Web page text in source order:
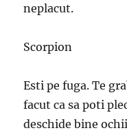
neplacut.
Scorpion
Esti pe fuga. Te
facut ca sa poti
deschide bine